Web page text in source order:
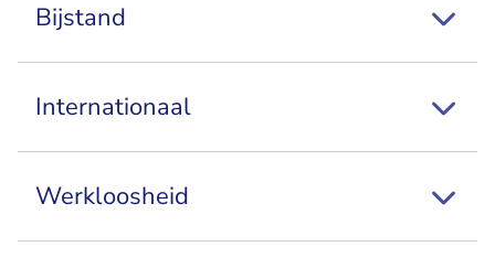
Bijstand
Internationaal
Werkloosheid